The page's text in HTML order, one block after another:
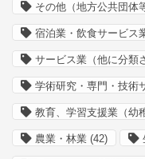
その他（地方公共団体
宿泊業・飲食サービス
サービス業（他に分類
学術研究・専門・技術
教育、学習支援業（幼
農業・林業 (42)